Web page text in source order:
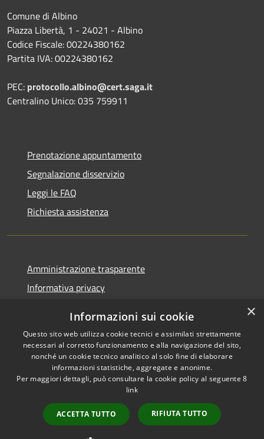
Comune di Albino
Piazza Libertà, 1 - 24021 - Albino
Codice Fiscale: 00224380162
Partita IVA: 00224380162
PEC: protocollo.albino@cert.saga.it
Centralino Unico: 035 759911
Prenotazione appuntamento
Segnalazione disservizio
Leggi le FAQ
Richiesta assistenza
Amministrazione trasparente
Informativa privacy
Dichiarazione di accessibilità
RSS
Copyright © 2026 • Comune di
Municipium•
Accesso
redazione
×
Informazioni sui cookie
Questo sito web utilizza cookie tecnici e assimilati strettamente
necessari al corretto funzionamento e alla navigazione del sito,
nonché un cookie tecnico analitico al solo fine di elaborare
informazioni statistiche, aggregate e anonime.
Per maggiori dettagli, può consultare la cookie policy al seguente8
link
ACCETTA TUTTO RIFIUTA TUTTO